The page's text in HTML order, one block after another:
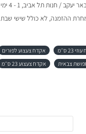
/ חנות תל אביב, 1 - 4 ימי עסקים - חינם
ההזמנה, לא כולל שישי שבת
23 ס״מ אקדח צעצוע לפורים
צבאית
אקדח צעצוע 23 ס״מ